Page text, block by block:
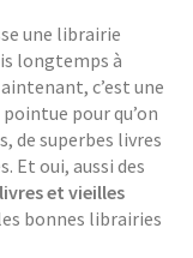
une librairie
longtemps à
c’est une
pour qu’on
de superbes livres
Et oui, aussi des
livres et vieilles
bonnes librairies